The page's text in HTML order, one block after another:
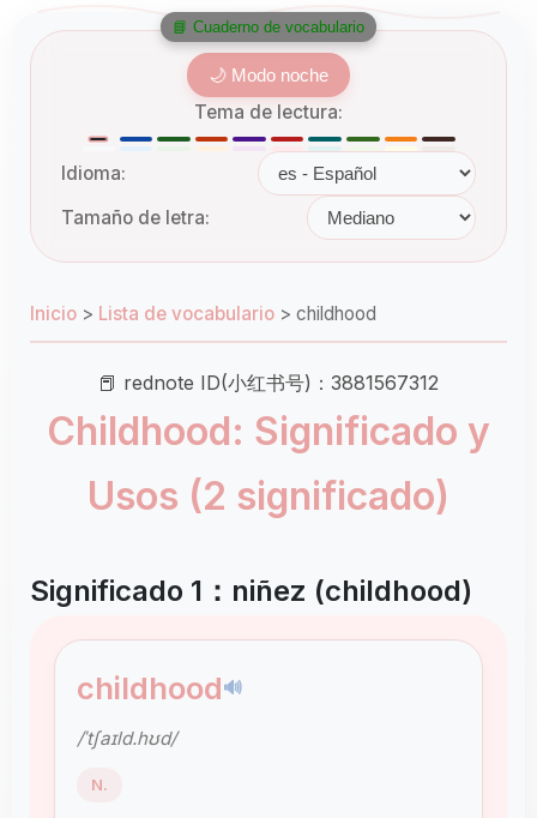
🌙 Modo noche
Tema de lectura:
Idioma:
Tamaño de letra:
Inicio > Lista de vocabulario > childhood
📕 rednote ID(小红书号)：3881567312
Childhood: Significado y
Usos (2 significado)
Significado 1：niñez (childhood)
childhood🔊
/ˈtʃaɪld.hʊd/
N.
📘 Cuaderno de vocabulario